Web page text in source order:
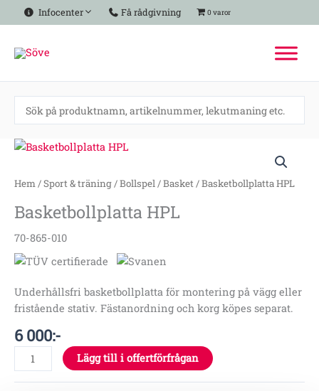
Hoppa
till
Infocenter Få rådgivning 0 varor
Hem/Sport & träning/Bollspel/Basket/ Basketbollplatta HPL
Basketbollplatta HPL
70-865-010
Underhållsfri basketbollplatta för montering på vägg eller
fristående stativ. Fästanordning och korg köpes separat.
6 000:-
Basketbollplatta
mängd
Lägg till i offertförfrågan